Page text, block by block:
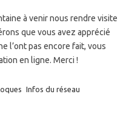
à venir nous rendre visite
que vous avez apprécié
l’ont pas encore fait, vous
en ligne. Merci !
Infos du réseau